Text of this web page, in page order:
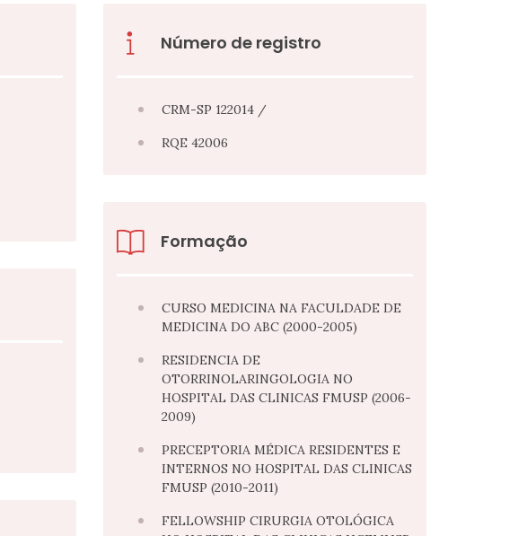
Número de registro
CRM-SP 122014 /
RQE 42006
Formação
CURSO MEDICINA NA FACULDADE DE
MEDICINA DO ABC (2000-2005)
RESIDENCIA DE
OTORRINOLARINGOLOGIA NO
HOSPITAL DAS CLINICAS FMUSP (2006-
2009)
PRECEPTORIA MÉDICA RESIDENTES E
INTERNOS NO HOSPITAL DAS CLINICAS
FMUSP (2010-2011)
FELLOWSHIP CIRURGIA OTOLÓGICA